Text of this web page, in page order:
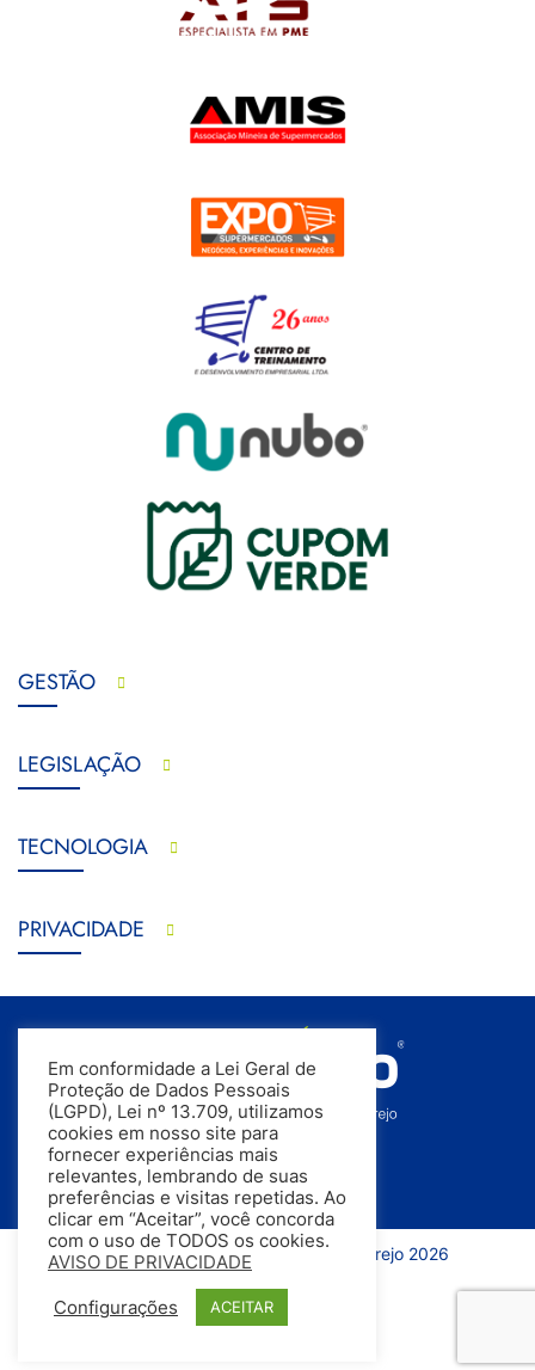
GESTÃO
LEGISLAÇÃO
TECNOLOGIA
PRIVACIDADE
Todos os direitos reservados | InfoVarejo 2026
Em conformidade a Lei Geral de
Proteção de Dados Pessoais
(LGPD), Lei nº 13.709, utilizamos
cookies em nosso site para
fornecer experiências mais
relevantes, lembrando de suas
preferências e visitas repetidas. Ao
clicar em “Aceitar”, você concorda
com o uso de TODOS os cookies.
AVISO DE PRIVACIDADE
Configurações ACEITAR